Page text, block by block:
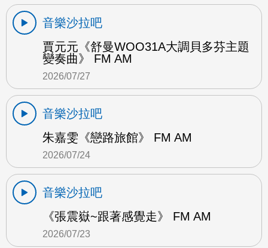
音樂沙拉吧
賈元元《舒曼WOO31A大調貝多芬主題
變奏曲》 FM AM
2026/07/27
音樂沙拉吧
朱嘉雯《戀路旅館》 FM AM
2026/07/24
音樂沙拉吧
《張震嶽~跟著感覺走》 FM AM
2026/07/23